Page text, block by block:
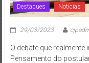
Destaques Notícias
29/03/2023
O debate que
Pensamento do